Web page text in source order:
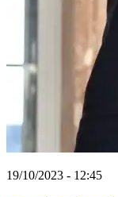
19/10/2023 - 12:45